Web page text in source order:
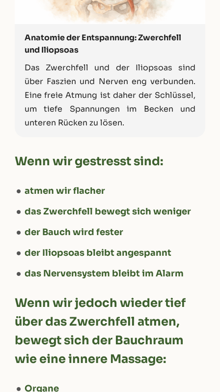
Anatomie der Entspannung: Zwerchfell
und Iliopsoas
Das Zwerchfell und der Iliopsoas sind
über Faszien und Nerven eng verbunden.
Eine freie Atmung ist daher der Schlüssel,
um tiefe Spannungen im Becken und
unteren Rücken zu lösen.
Wenn wir gestresst sind:
atmen wir flacher
das Zwerchfell bewegt sich weniger
der Bauch wird fester
der Iliopsoas bleibt angespannt
das Nervensystem bleibt im Alarm
Wenn wir jedoch wieder tief
über das Zwerchfell atmen,
bewegt sich der Bauchraum
wie eine innere Massage:
Organe